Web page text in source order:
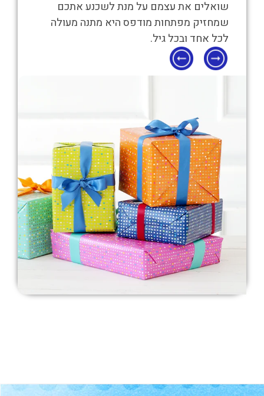
שואלים את עצמם על מנת לשכנע אתכם
שמחזיק מפתחות מודפס היא מתנה מעולה
לכל אחד ובכל גיל.